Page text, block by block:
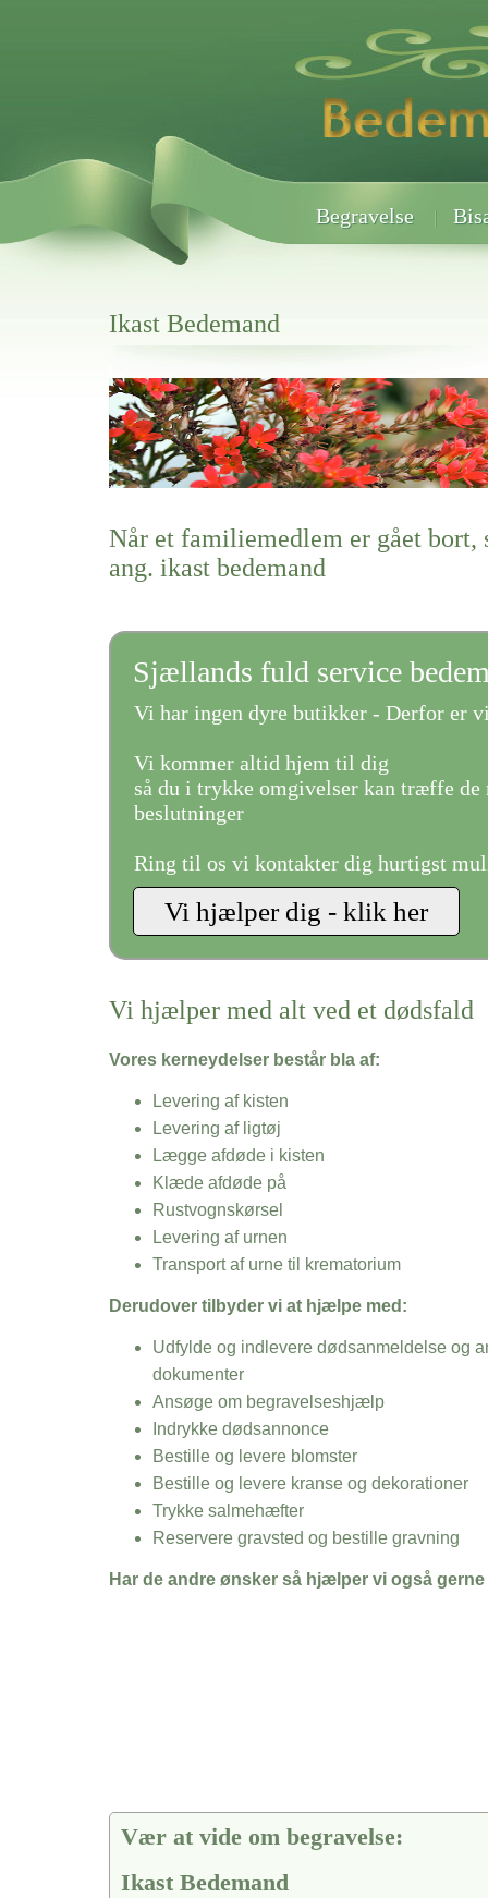
Begravelse
Ikast Bedemand
Her hos os får du altid en god afslutning når det gælder
Ikast Bedemand
vi hjælper i alle faser af begravelsel
Når et familiemedlem er gået bort,
ang. ikast bedemand
Sjællands fuld service
Vi har ingen dyre butikker - Derfor er
Vi kommer altid hjem til dig
så du i trykke omgivelser kan træffe de
beslutninger
Ring til os vi kontakter dig hurtigst
Vi hjælper med alt ved et dødsfald
Vores kerneydelser består bla af:
Levering af kisten
Levering af ligtøj
Lægge afdøde i kisten
Klæde afdøde på
Rustvognskørsel
Levering af urnen
Transport af urne til krematorium
Derudover tilbyder vi at hjælpe med:
Udfylde og indlevere dødsanmeldelse og
dokumenter
Ansøge om begravelseshjælp
Indrykke dødsannonce
Bestille og levere blomster
Bestille og levere kranse og dekorationer
Trykke salmehæfter
Reservere gravsted og bestille gravning
Har de andre ønsker så hjælper vi også gerne
Vær at vide om begravelse:
Ikast Bedemand